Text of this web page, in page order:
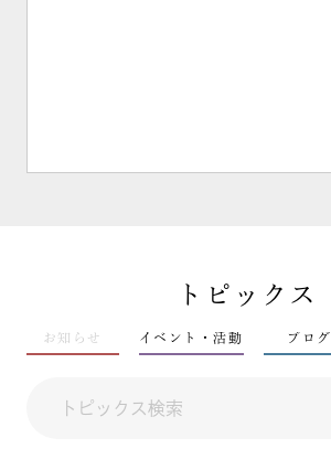
トピックス
お知らせ イベント・活動 ブログ